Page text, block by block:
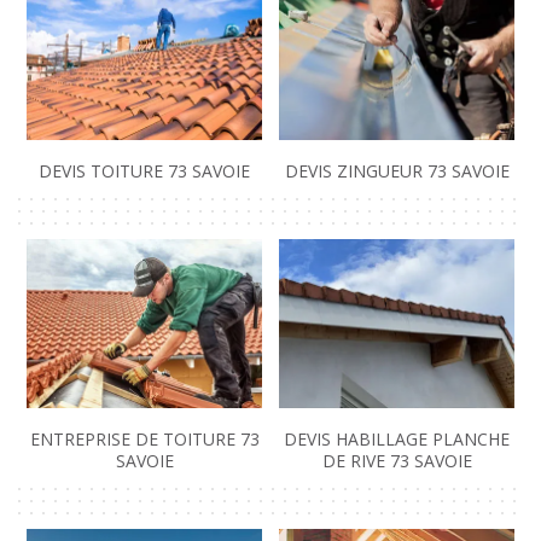
DEVIS TOITURE 73 SAVOIE DEVIS ZINGUEUR 73 SAVOIE
ENTREPRISE DE TOITURE 73
SAVOIE
DEVIS HABILLAGE PLANCHE
DE RIVE 73 SAVOIE